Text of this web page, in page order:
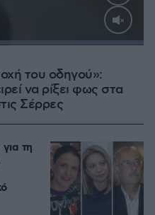
:
του οδηγού»:
να ρίξει φως στα
Σέρρες
τη